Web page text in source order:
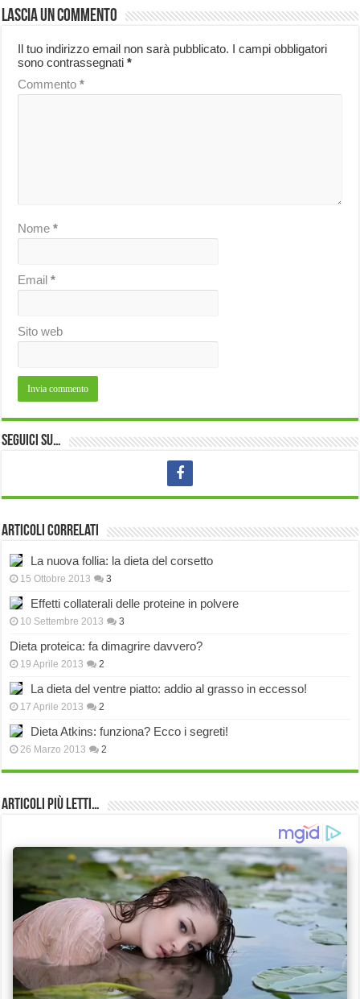
Lascia un commento
Il tuo indirizzo email non sarà pubblicato. I campi obbligatori
sono contrassegnati*
Commento*
Nome*
Email*
Sito web
Seguici su…
Articoli correlati
La nuova follia: la dieta del corsetto
15 Ottobre 2013 3
Effetti collaterali delle proteine in polvere
10 Settembre 2013 3
Dieta proteica: fa dimagrire davvero?
19 Aprile 2013 2
La dieta del ventre piatto: addio al grasso in eccesso!
17 Aprile 2013 2
Dieta Atkins: funziona? Ecco i segreti!
26 Marzo 2013 2
Articoli più Letti…